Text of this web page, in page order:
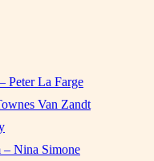
Peter La Farge
Van Zandt
– Nina Simone